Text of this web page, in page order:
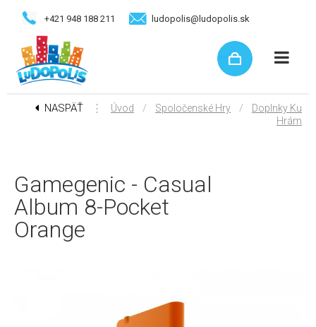
+421 948 188 211 ludopolis@ludopolis.sk
NASPÄŤ ⋮ Úvod / Spoločenské Hry /
Doplnky Ku
Hrám
Gamegenic - Casual
Album 8-Pocket
Orange